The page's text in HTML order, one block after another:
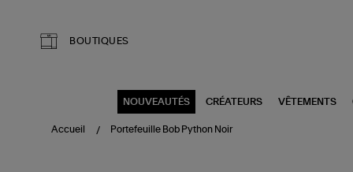
BOUTIQUES
NOUVEAUTÉS CRÉATEURS VÊTEMENTS
Accueil Portefeuille Bob Python Noir